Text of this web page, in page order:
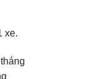
xe.